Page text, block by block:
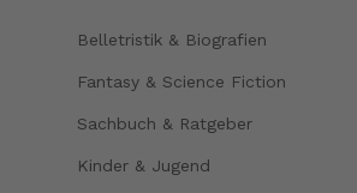
Belletristik & Biografien
Fantasy & Science Fiction
Sachbuch & Ratgeber
Kinder & Jugend